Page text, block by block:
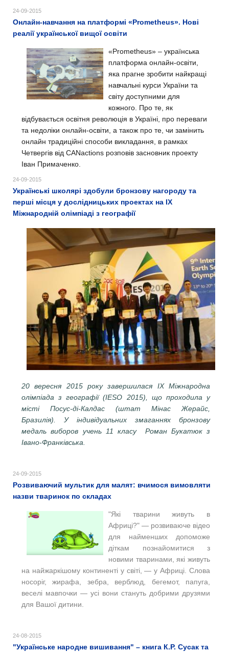
24-09-2015
Онлайн-навчання на платформі «Prometheus». Нові
реалії української вищої освіти
«Prometheus» – українська
платформа онлайн-освіти,
яка прагне зробити найкращі
навчальні курси України та
світу доступними для
кожного. Про те, як
відбувається освітня революція в Україні, про переваги
та недоліки онлайн-освіти, а також про те, чи замінить
онлайн традиційні способи викладання, в рамках
Четвергів від CANactions розповів засновник проекту
Іван Примаченко.
24-09-2015
Українські школярі здобули бронзову нагороду та
перші місця у дослідницьких проектах на ІХ
Міжнародній олімпіаді з географії
20 вересня 2015 року завершилася ІХ Міжнародна
олімпіада з географії (IESO 2015), що проходила у
місті Посус-ді-Калдас (штат Мінас Жерайс,
Бразилія). У індивідуальних змаганнях бронзову
медаль виборов учень 11 класу Роман Букатюк з
Івано-Франківська.
24-09-2015
Розвиваючий мультик для малят: вчимося вимовляти
назви тваринок по складах
"Які тварини живуть в
Африці?" — розвиваюче відео
для найменших допоможе
діткам познайомитися з
новими тваринами, які живуть
на найжаркішому континенті у світі, — у Африці. Слова
носоріг, жирафа, зебра, верблюд, бегемот, папуга,
веселі мавпочки — усі вони стануть добрими друзями
для Вашої дитини.
24-08-2015
"Українське народне вишивання" – книга К.Р. Сусак та